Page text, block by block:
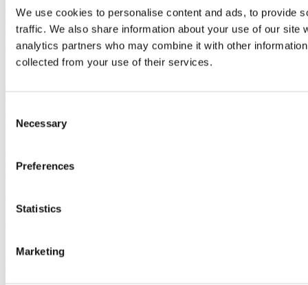
We use cookies to personalise content and ads, to provide
traffic. We also share information about your use of our site
analytics partners who may combine it with other
collected from your use of their services.
Selection
Necessary
Preferences
Statistics
Marketing
Thermofix PROMarilo FatraClickRS-clickNovoflor ExtraGaris
HSDElektrostatik
Wichtige Links
Fatra a.s.
Aktuelles
27465021, mit Sitz in třída Tomáše Bati 1541, 763 61 Napajedla,